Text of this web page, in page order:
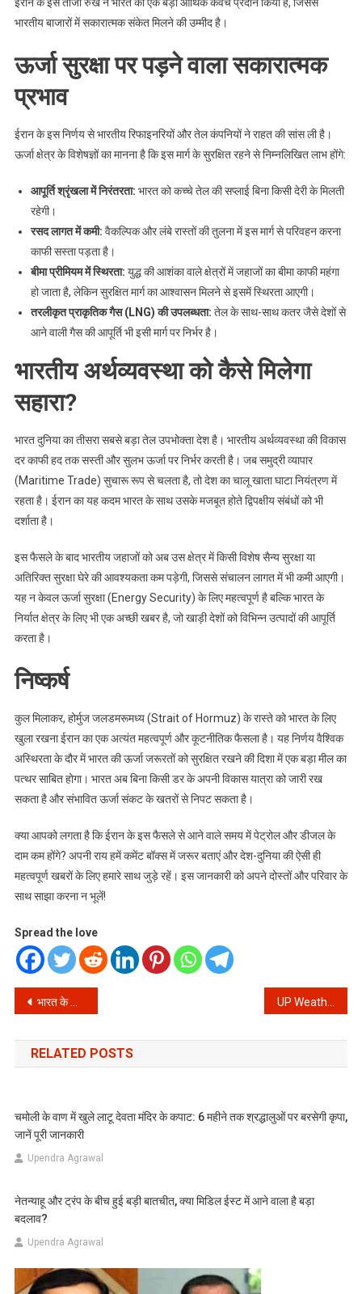
भारतीय बाजारों में सकारात्मक संकेत मिलने की उम्मीद है।
ऊर्जा सुरक्षा पर पड़ने वाला सकारात्मक
प्रभाव
ईरान के इस निर्णय से भारतीय रिफाइनरियों और तेल कंपनियों ने राहत की सांस ली है।
ऊर्जा क्षेत्र के विशेषज्ञों का मानना है कि इस मार्ग के सुरक्षित रहने से निम्नलिखित लाभ होंगे:
आपूर्ति श्रृंखला में निरंतरता: भारत को कच्चे तेल की सप्लाई बिना किसी देरी के मिलती
रहेगी।
रसद लागत में कमी: वैकल्पिक और लंबे रास्तों की तुलना में इस मार्ग से परिवहन करना
काफी सस्ता पड़ता है।
बीमा प्रीमियम में स्थिरता: युद्ध की आशंका वाले क्षेत्रों में जहाजों का बीमा काफी महंगा
हो जाता है, लेकिन सुरक्षित मार्ग का आश्वासन मिलने से इसमें स्थिरता आएगी।
तरलीकृत प्राकृतिक गैस (LNG) की उपलब्धता: तेल के साथ-साथ कतर जैसे देशों से
आने वाली गैस की आपूर्ति भी इसी मार्ग पर निर्भर है।
भारतीय अर्थव्यवस्था को कैसे मिलेगा
सहारा?
भारत दुनिया का तीसरा सबसे बड़ा तेल उपभोक्ता देश है। भारतीय अर्थव्यवस्था की विकास
दर काफी हद तक सस्ती और सुलभ ऊर्जा पर निर्भर करती है। जब समुद्री व्यापार
(Maritime Trade) सुचारू रूप से चलता है, तो देश का चालू खाता घाटा नियंत्रण में
रहता है। ईरान का यह कदम भारत के साथ उसके मजबूत होते द्विपक्षीय संबंधों को भी
दर्शाता है।
इस फैसले के बाद भारतीय जहाजों को अब उस क्षेत्र में किसी विशेष सैन्य सुरक्षा या
अतिरिक्त सुरक्षा घेरे की आवश्यकता कम पड़ेगी, जिससे संचालन लागत में भी कमी आएगी।
यह न केवल ऊर्जा सुरक्षा (Energy Security) के लिए महत्वपूर्ण है बल्कि भारत के
निर्यात क्षेत्र के लिए भी एक अच्छी खबर है, जो खाड़ी देशों को विभिन्न उत्पादों की आपूर्ति
करता है।
निष्कर्ष
कुल मिलाकर, होर्मुज जलडमरूमध्य (Strait of Hormuz) के रास्ते को भारत के लिए
खुला रखना ईरान का एक अत्यंत महत्वपूर्ण और कूटनीतिक फैसला है। यह निर्णय वैश्विक
अस्थिरता के दौर में भारत की ऊर्जा जरूरतों को सुरक्षित रखने की दिशा में एक बड़ा मील का
पत्थर साबित होगा। भारत अब बिना किसी डर के अपनी विकास यात्रा को जारी रख
सकता है और संभावित ऊर्जा संकट के खतरों से निपट सकता है।
क्या आपको लगता है कि ईरान के इस फैसले से आने वाले समय में पेट्रोल और डीजल के
दाम कम होंगे? अपनी राय हमें कमेंट बॉक्स में जरूर बताएं और देश-दुनिया की ऐसी ही
महत्वपूर्ण खबरों के लिए हमारे साथ जुड़े रहें। इस जानकारी को अपने दोस्तों और परिवार के
साथ साझा करना न भूलें!
Spread the love
Post
navigation
भारत के लिए ईरान का बड़ा फैसला: होर्मुज जलडमरूमध्य (Strait of Hormuz) का रास्ता खुला, अब नहीं होगा ऊर्जा संकट!
RELATED POSTS
चमोली के वाण में खुले लाटू देवता मंदिर के कपाट: 6 महीने तक श्रद्धालुओं पर बरसेगी कृपा,
जानें पूरी जानकारी
Upendra Agrawal
नेतन्याहू और ट्रंप के बीच हुई बड़ी बातचीत, क्या मिडिल ईस्ट में आने वाला है बड़ा
बदलाव?
Upendra Agrawal